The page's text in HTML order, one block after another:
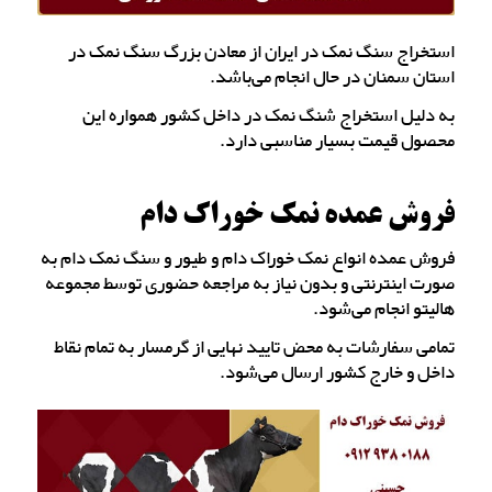
استخراج سنگ نمک در ایران از معادن بزرگ سنگ نمک در
استان سمنان در حال انجام می‌باشد.
به دلیل استخراج شنگ نمک در داخل کشور همواره این
محصول قیمت بسیار مناسبی دارد.
فروش عمده نمک خوراک دام
فروش عمده انواع نمک خوراک دام و طیور و سنگ نمک دام به
صورت اینترنتی و بدون نیاز به مراجعه حضوری توسط مجموعه
هالیتو انجام می‌شود.
تمامی سفارشات به محض تایید نهایی از گرمسار به تمام نقاط
داخل و خارج کشور ارسال می‌شود.